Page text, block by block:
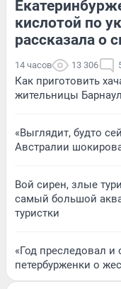
кислотой по
рассказала о
14 часов 13 306
Как приготовить
жительницы
«Выглядит, будто
Австралии
Вой сирен, злые
самый большой
туристки
«Год преследовал и
петербурженки о